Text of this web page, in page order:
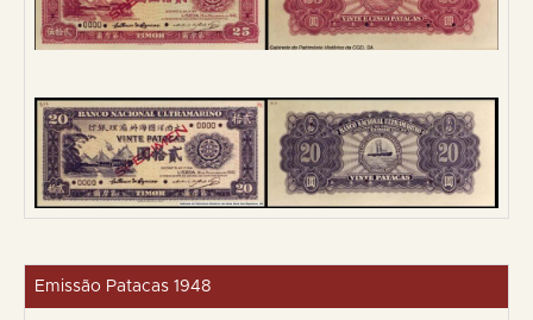
Emissão Patacas 1948